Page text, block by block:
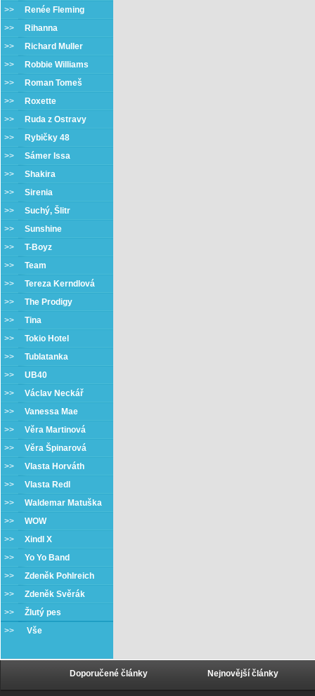
>>
Renée Fleming
>>
Rihanna
>>
Richard Muller
>>
Robbie Williams
>>
Roman Tomeš
>>
Roxette
>>
Ruda z Ostravy
>>
Rybičky 48
>> Sámer Issa
>> Shakira
>> Sirenia
>> Suchý, Šlitr
>> Sunshine
>> T-Boyz
>> Team
>> Tereza Kerndlová
>> The Prodigy
>> Tina
>> Tokio Hotel
>> Tublatanka
>> UB40
>> Václav Neckář
>> Vanessa Mae
>> Věra Martinová
>> Věra Špinarová
>> Vlasta Horváth
>> Vlasta Redl
>> Waldemar Matuška
>> WOW
>> Xindl X
>> Yo Yo Band
>> Zdeněk Pohlreich
>> Zdeněk Svěrák
>> Žlutý pes
>>
Vše
Doporučené články Nejnovější články